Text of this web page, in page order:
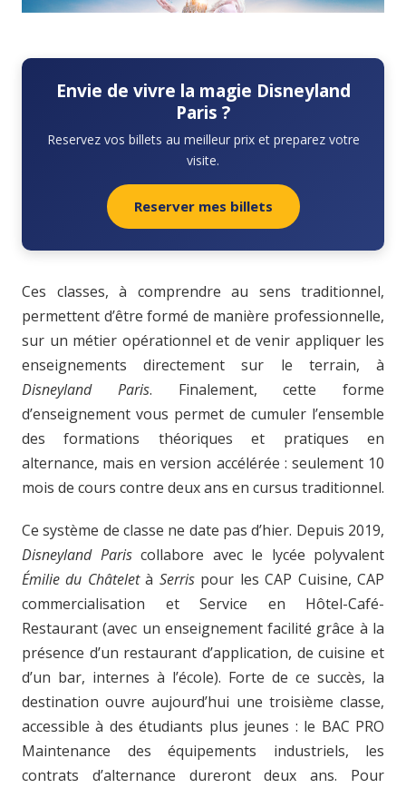
Envie de vivre la magie Disneyland
Paris ?
Reservez vos billets au meilleur prix et preparez votre
visite.
Reserver mes billets
Ces classes, à comprendre au sens traditionnel,
permettent d’être formé de manière professionnelle,
sur un métier opérationnel et de venir appliquer les
enseignements directement sur le terrain, à
Disneyland Paris. Finalement, cette forme
d’enseignement vous permet de cumuler l’ensemble
des formations théoriques et pratiques en
alternance, mais en version accélérée : seulement 10
mois de cours contre deux ans en cursus traditionnel.
Ce système de classe ne date pas d’hier. Depuis 2019,
Disneyland Pariscollabore avec le lycée polyvalent
Émilie du Châteletà Serrispour les CAP Cuisine, CAP
commercialisation et Service en Hôtel-Café-
Restaurant (avec un enseignement facilité grâce à la
présence d’un restaurant d’application, de cuisine et
d’un bar, internes à l’école). Forte de ce succès, la
destination ouvre aujourd’hui une troisième classe,
accessible à des étudiants plus jeunes : le BAC PRO
Maintenance des équipements industriels, les
contrats d’alternance dureront deux ans. Pour